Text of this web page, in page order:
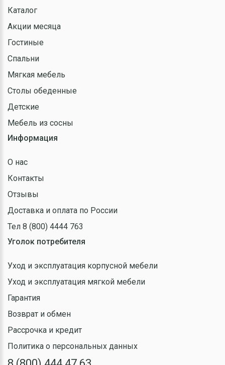
Каталог
Акции месяца
Гостиные
Спальни
Мягкая мебель
Столы обеденные
Детские
Мебель из сосны
Информация
О нас
Контакты
Отзывы
Доставка и оплата по России
Тел 8 (800) 4444 763
Уголок потребителя
Уход и эксплуатация корпусной мебели
Уход и эксплуатация мягкой мебели
Гарантия
Возврат и обмен
Рассрочка и кредит
Политика о персональных данных